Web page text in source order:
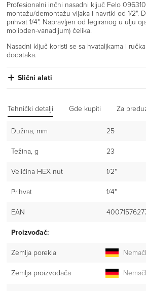
Profesionalni inčni nasadni ključ Felo
montažu/demontažu vijaka i navrtki od 1/2".
prihvat 1/4". Napravljen od legiranog u ulju
molibden-vanadijum) čelika.
Nasadni ključ koristi se sa hvataljkama i
dodataka.
Slični alati
Tehnički detalji Gde kupiti Za
Dužina, mm 25
Težina, g 23
Veličina HEX nut 1/2"
Prihvat 1/4"
EAN
Proizvođač:
Zemlja porekla
Zemlja proizvođača